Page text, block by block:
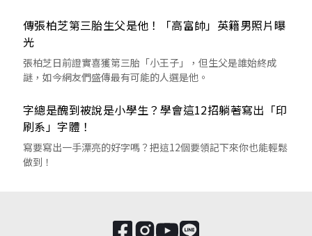
傳張柏芝第三胎生父是他！「高富帥」英籍男照片曝
光
張柏芝日前證實喜獲第三胎「小王子」，但生父是誰始終成
謎，如今網友們盛傳最有可能的人選是他。
字總是醜到被說是小學生？學會這12招躺著寫出「印
刷系」字體！
寫要寫出一手漂亮的好字嗎？把這12個要領記下來你也能輕鬆
做到！